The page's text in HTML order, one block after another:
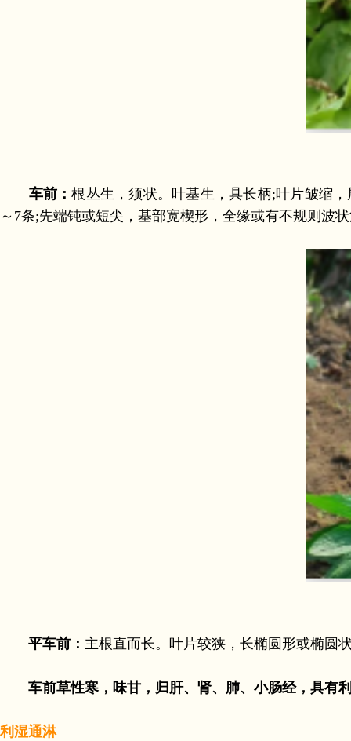
车前：根丛生，须状。叶基生，具长柄;叶片皱缩
～7条;先端钝或短尖，基部宽楔形，全缘或有不规则波
平车前： 主根直而长。叶片较狭，长椭圆形或椭圆
车前草性寒，味甘，归肝、肾、肺、小肠经，具有
利湿通淋